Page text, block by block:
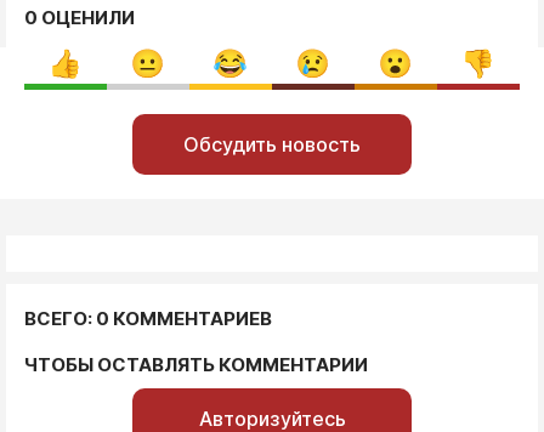
0 ОЦЕНИЛИ
Обсудить новость
ВСЕГО: 0 КОММЕНТАРИЕВ
ЧТОБЫ ОСТАВЛЯТЬ КОММЕНТАРИИ
Авторизуйтесь